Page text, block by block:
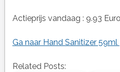
Actieprijs vandaag : 9.93 Euro
Ga naar Hand Sanitizer
Related Posts: